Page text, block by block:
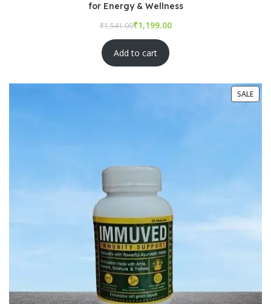
for Energy & Wellness
₹
₹
Add to cart
SALE